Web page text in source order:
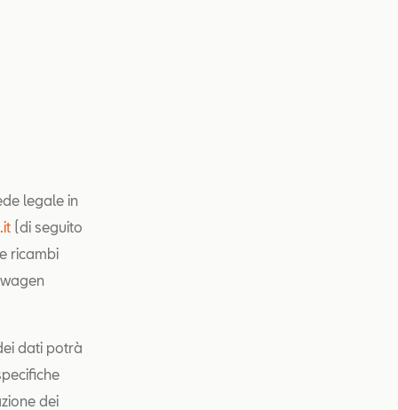
legale in
(di seguito
ricambi
dati potrà
dei